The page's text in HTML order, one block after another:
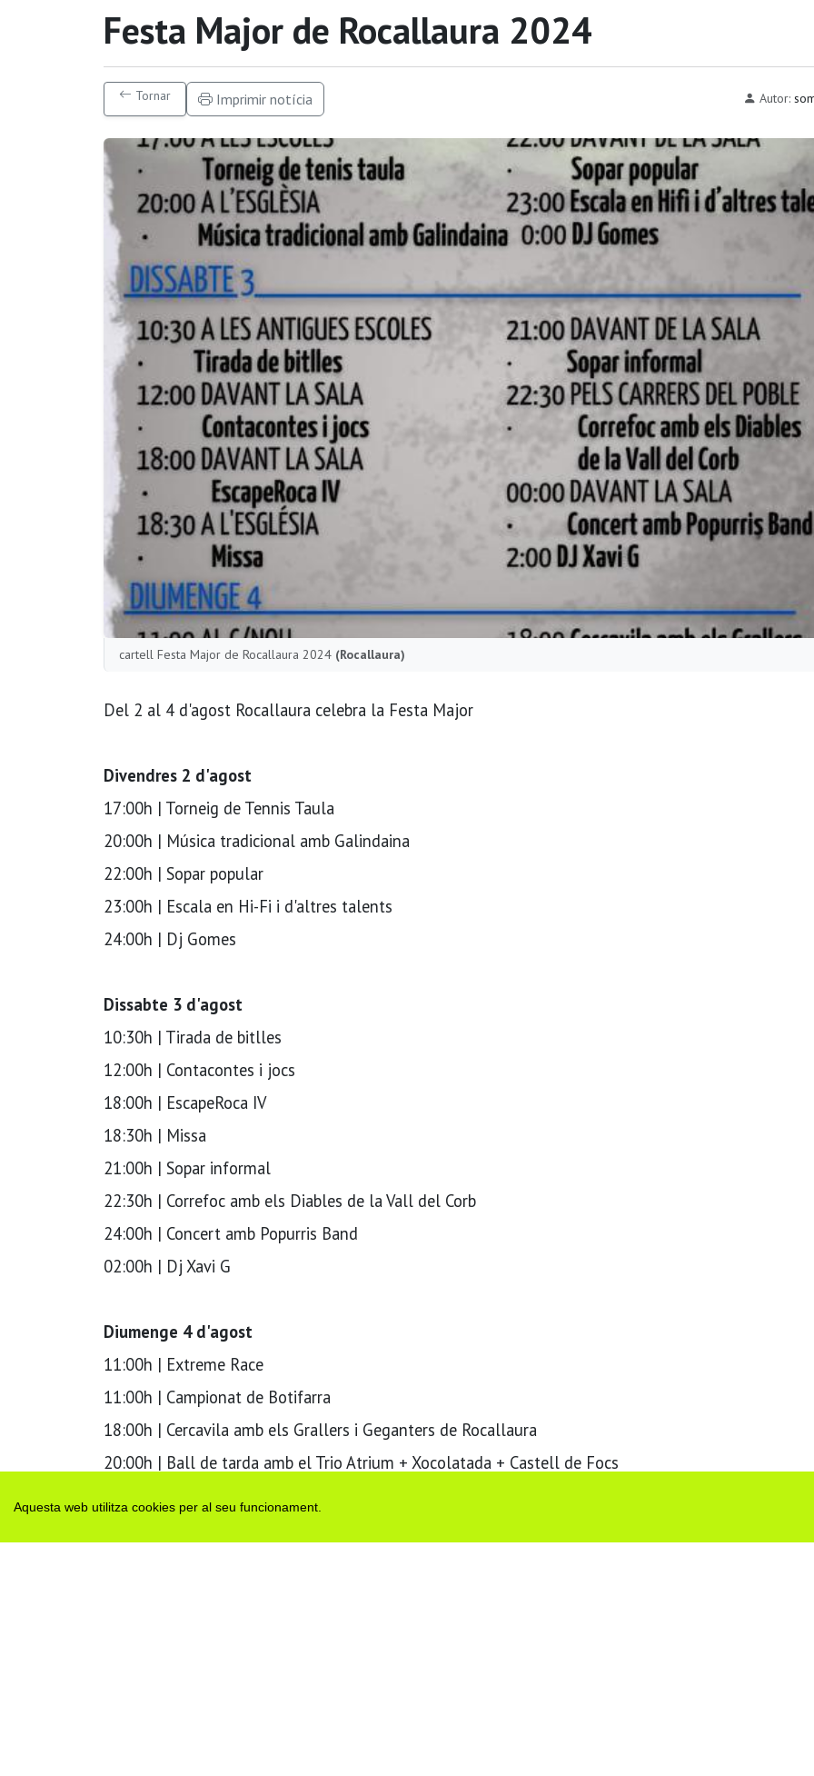
Aquesta web utilitza cookies per al seu funcionament.
Festa Major de Rocallaura 2024
Tornar Imprimir notícia Autor:
cartell Festa Major de Rocallaura 2024 (Rocallaura)
Del 2 al 4 d'agost Rocallaura celebra la Festa Major
Divendres 2 d'agost
17:00h | Torneig de Tennis Taula
20:00h | Música tradicional amb Galindaina
22:00h | Sopar popular
23:00h | Escala en Hi-Fi i d'altres talents
24:00h | Dj Gomes
Dissabte 3 d'agost
10:30h | Tirada de bitlles
12:00h | Contacontes i jocs
18:00h | EscapeRoca IV
18:30h | Missa
21:00h | Sopar informal
22:30h | Correfoc amb els Diables de la Vall del Corb
24:00h | Concert amb Popurris Band
02:00h | Dj Xavi G
Diumenge 4 d'agost
11:00h | Extreme Race
11:00h | Campionat de Botifarra
18:00h | Cercavila amb els Grallers i Geganters de Rocallaura
20:00h | Ball de tarda amb el Trio Atrium + Xocolatada + Castell de Focs